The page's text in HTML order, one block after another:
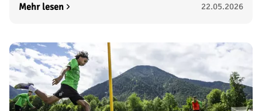
Mehr lesen 22.05.2026